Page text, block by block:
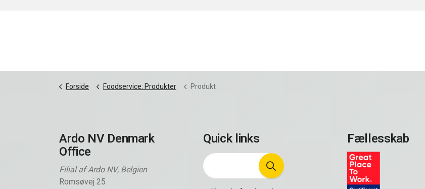
Forside Foodservice: Produkter Produkt
Ardo NV Denmark
Office
Filial af Ardo NV, Belgien
Romsøvej 25
Quick links Fællesskab